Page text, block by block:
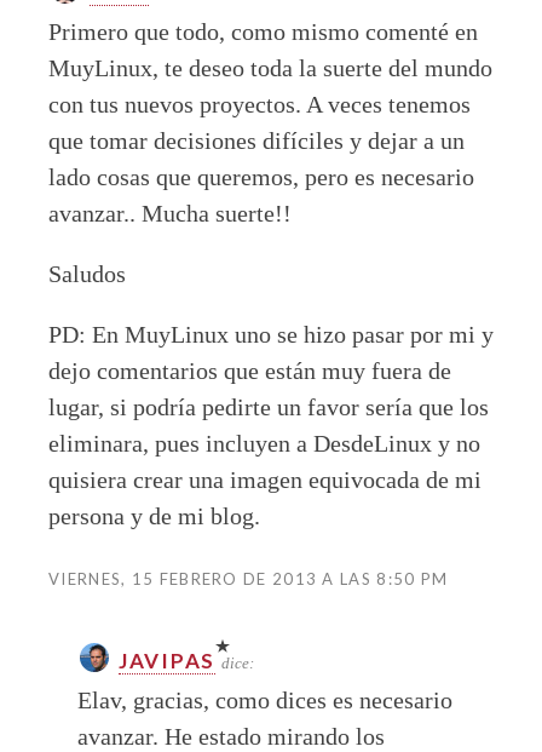
Primero que todo, como mismo comenté en
MuyLinux, te deseo toda la suerte del mundo
con tus nuevos proyectos. A veces tenemos
que tomar decisiones difíciles y dejar a un
lado cosas que queremos, pero es necesario
avanzar.. Mucha suerte!!
Saludos
PD: En MuyLinux uno se hizo pasar por mi y
dejo comentarios que están muy fuera de
lugar, si podría pedirte un favor sería que los
eliminara, pues incluyen a DesdeLinux y no
quisiera crear una imagen equivocada de mi
persona y de mi blog.
VIERNES, 15 FEBRERO DE 2013 A LAS 8:50 PM
JAVIPAS dice:
Elav, gracias, como dices es necesario
avanzar. He estado mirando los